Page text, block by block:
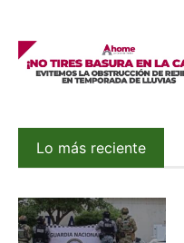
Lo más reciente